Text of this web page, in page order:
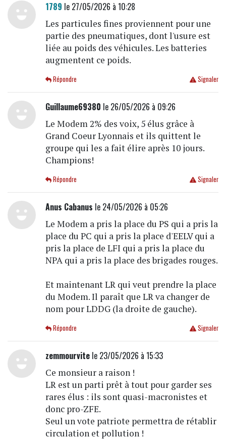
1789 le 27/05/2026 à 10:28
Les particules fines proviennent pour une
partie des pneumatiques, dont l'usure est
liée au poids des véhicules. Les batteries
augmentent ce poids.
Signaler
Répondre
Guillaume69380 le 26/05/2026 à 09:26
Le Modem 2% des voix, 5 élus grâce à
Grand Coeur Lyonnais et ils quittent le
groupe qui les a fait élire après 10 jours.
Champions!
Signaler
Répondre
Anus Cabanus le 24/05/2026 à 05:26
Le Modem a pris la place du PS qui a pris la
place du PC qui a pris la place d'EELV qui a
pris la place de LFI qui a pris la place du
NPA qui a pris la place des brigades rouges.
Et maintenant LR qui veut prendre la place
du Modem. Il paraît que LR va changer de
nom pour LDDG (la droite de gauche).
Signaler
Répondre
zemmourvitele 23/05/2026 à 15:33
Ce monsieur a raison !
LR est un parti prêt à tout pour garder ses
rares élus : ils sont quasi-macronistes et
donc pro-ZFE.
Seul un vote patriote permettra de rétablir
circulation et pollution !